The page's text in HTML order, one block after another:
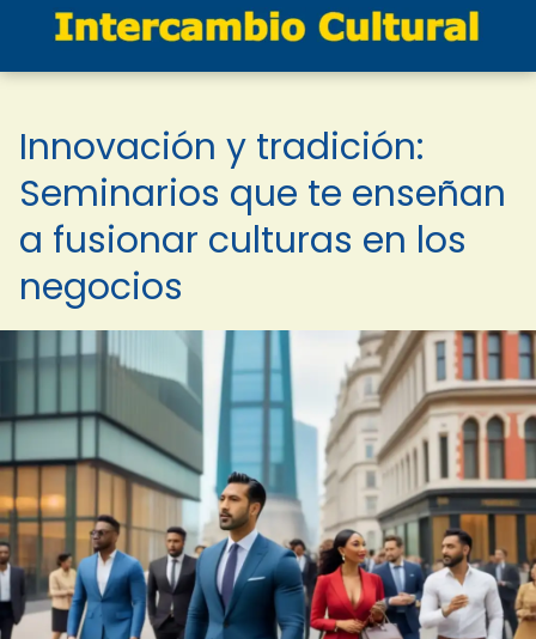
Innovación y tradición:
Seminarios que te enseñan
a fusionar culturas en los
negocios